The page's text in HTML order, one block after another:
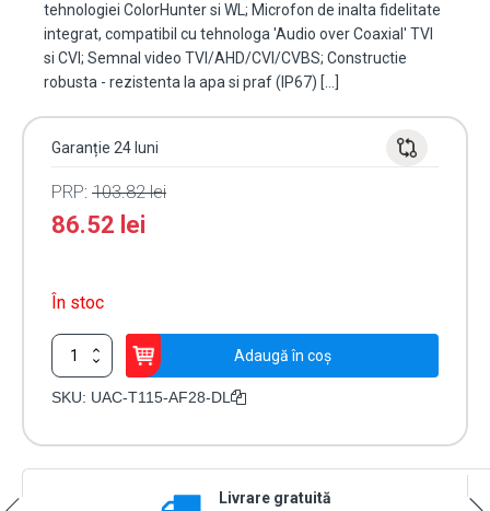
tehnologiei ColorHunter si WL; Microfon de inalta fidelitate
integrat, compatibil cu tehnologa 'Audio over Coaxial' TVI
si CVI; Semnal video TVI/AHD/CVI/CVBS; Constructie
robusta - rezistenta la apa si praf (IP67) […]
Garanție 24 luni
PRP: 103.82lei
86.52 lei
În stoc
Cantitate
Camera
Analog
Adaugă în coș
SKU: UAC-T115-AF28-DL
Livrare gratuită